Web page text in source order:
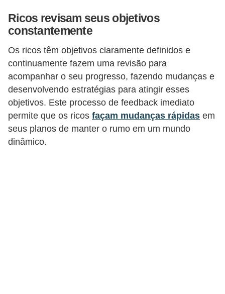
Ricos revisam seus objetivos
constantemente
Os ricos têm objetivos claramente definidos e
continuamente fazem uma revisão para
acompanhar o seu progresso, fazendo mudanças e
desenvolvendo estratégias para atingir esses
objetivos. Este processo de feedback imediato
permite que os ricos façam mudanças rápidas em
seus planos de manter o rumo em um mundo
dinâmico.
I
m
p
o
s
o
d
e